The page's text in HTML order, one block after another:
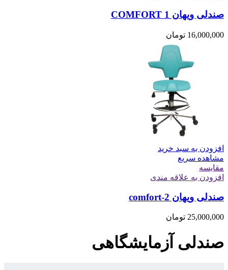
صندلی ویهان COMFORT 1
16,000,000 تومان
افزودن به سبد خرید
مشاهده سریع
مقایسه
افزودن به علاقه مندی
صندلی ویهان comfort-2
25,000,000 تومان
صندلی آزمایشگاهی